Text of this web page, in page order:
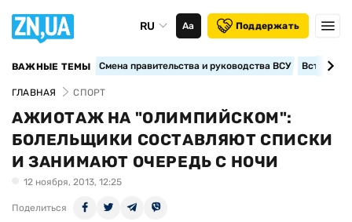
RU Аа Поддержать
ВАЖНЫЕ ТЕМЫ Смена правительства и руководства ВСУ
ГЛАВНАЯ СПОРТ
АЖИОТАЖ НА "ОЛИМПИЙСКОМ":
БОЛЕЛЬЩИКИ СОСТАВЛЯЮТ СПИСКИ
И ЗАНИМАЮТ ОЧЕРЕДЬ С НОЧИ
12 ноября, 2013, 12:25
Поделиться